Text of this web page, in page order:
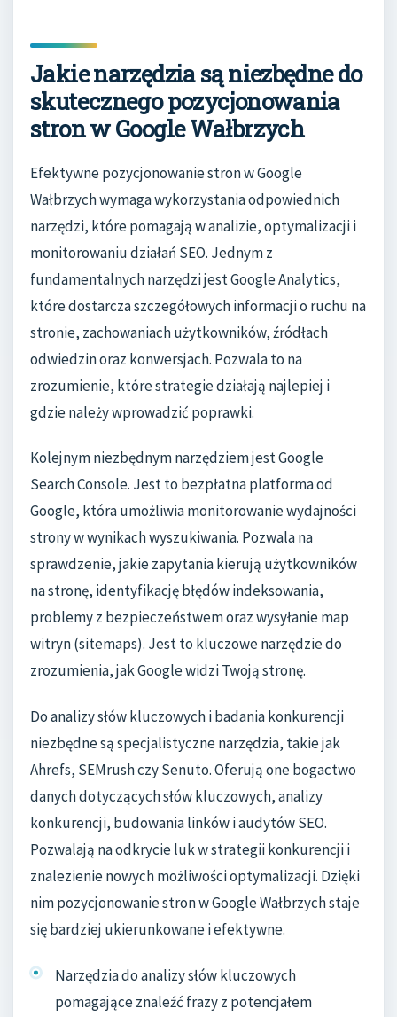
Jakie narzędzia są niezbędne do
skutecznego pozycjonowania
stron w Google Wałbrzych
Efektywne pozycjonowanie stron w Google
Wałbrzych wymaga wykorzystania odpowiednich
narzędzi, które pomagają w analizie, optymalizacji i
monitorowaniu działań SEO. Jednym z
fundamentalnych narzędzi jest Google Analytics,
które dostarcza szczegółowych informacji o ruchu na
stronie, zachowaniach użytkowników, źródłach
odwiedzin oraz konwersjach. Pozwala to na
zrozumienie, które strategie działają najlepiej i
gdzie należy wprowadzić poprawki.
Kolejnym niezbędnym narzędziem jest Google
Search Console. Jest to bezpłatna platforma od
Google, która umożliwia monitorowanie wydajności
strony w wynikach wyszukiwania. Pozwala na
sprawdzenie, jakie zapytania kierują użytkowników
na stronę, identyfikację błędów indeksowania,
problemy z bezpieczeństwem oraz wysyłanie map
witryn (sitemaps). Jest to kluczowe narzędzie do
zrozumienia, jak Google widzi Twoją stronę.
Do analizy słów kluczowych i badania konkurencji
niezbędne są specjalistyczne narzędzia, takie jak
Ahrefs, SEMrush czy Senuto. Oferują one bogactwo
danych dotyczących słów kluczowych, analizy
konkurencji, budowania linków i audytów SEO.
Pozwalają na odkrycie luk w strategii konkurencji i
znalezienie nowych możliwości optymalizacji. Dzięki
nim pozycjonowanie stron w Google Wałbrzych staje
się bardziej ukierunkowane i efektywne.
Narzędzia do analizy słów kluczowych
pomagające znaleźć frazy z potencjałem